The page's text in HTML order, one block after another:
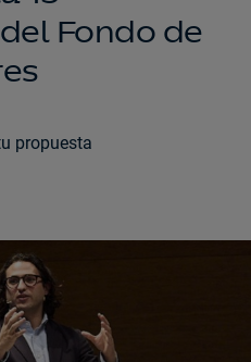
Fondo de
propuesta